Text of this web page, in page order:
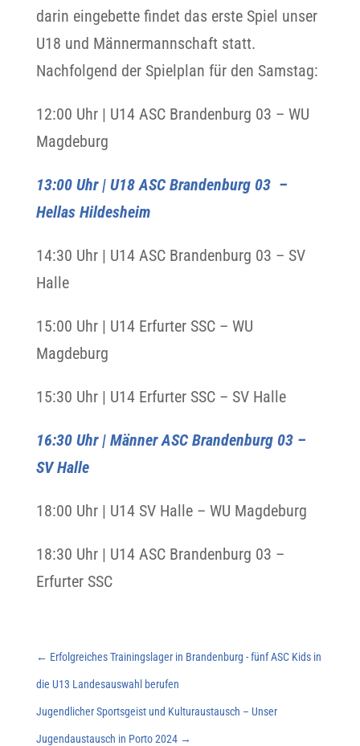
darin eingebette findet das erste Spiel unser
U18 und Männermannschaft statt.
Nachfolgend der Spielplan für den Samstag:
12:00 Uhr | U14 ASC Brandenburg 03 – WU
Magdeburg
13:00 Uhr | U18 ASC Brandenburg 03 –
Hellas Hildesheim
14:30 Uhr | U14 ASC Brandenburg 03 – SV
Halle
15:00 Uhr | U14 Erfurter SSC – WU
Magdeburg
15:30 Uhr | U14 Erfurter SSC – SV Halle
16:30 Uhr | Männer ASC Brandenburg 03 –
SV Halle
18:00 Uhr | U14 SV Halle – WU Magdeburg
18:30 Uhr | U14 ASC Brandenburg 03 –
Erfurter SSC
← Erfolgreiches Trainingslager in Brandenburg - fünf ASC Kids in
die U13 Landesauswahl berufen
Jugendlicher Sportsgeist und Kulturaustausch – Unser
Jugendaustausch in Porto 2024→